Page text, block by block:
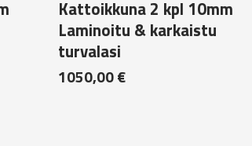
Kattoikkuna 2 kpl 10mm
Laminoitu & karkaistu
turvalasi
1050,00€